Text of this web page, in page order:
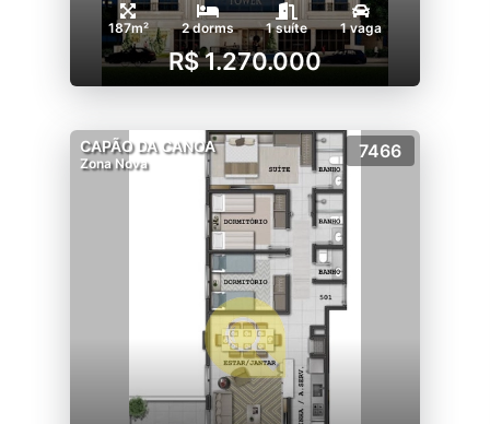
187m² 2 dorms 1 suíte 1 vaga
R$ 1.270.000
CAPÃO DA CANOA
Zona Nova
7466